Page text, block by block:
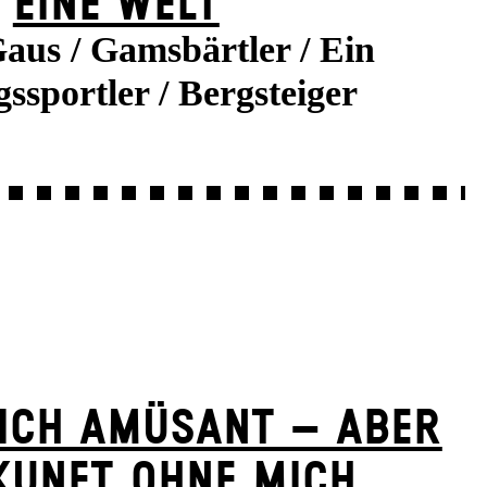
/ Gamsbärtler / Ein
/ Bergsteiger
AMÜSANT – ABER